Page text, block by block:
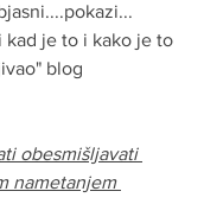
kad je to i kako je to
blog
obesmišljavati
nametanjem